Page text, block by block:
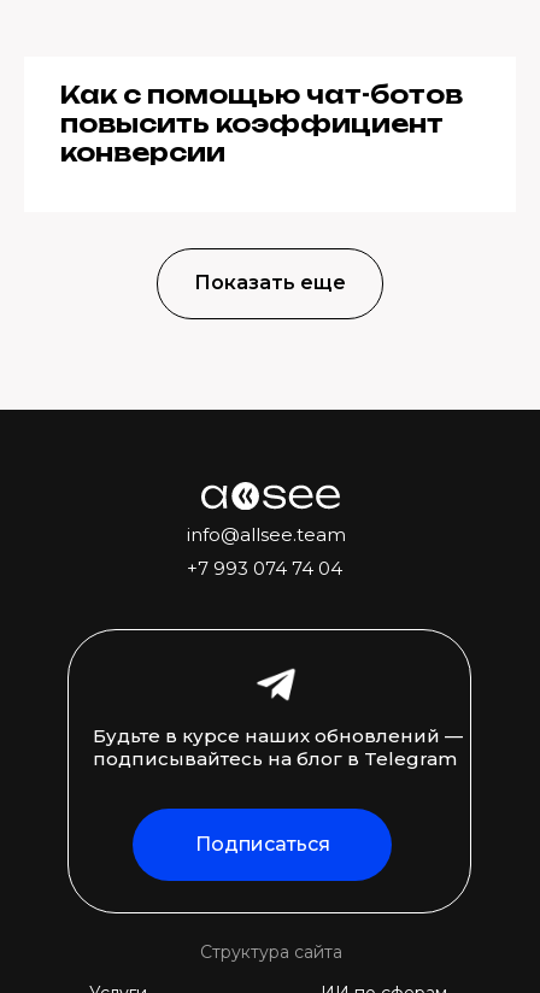
Как с помощью чат-ботов
повысить коэффициент
конверсии
Показать еще
+7 993 074 74 04
Подписаться
Будьте в курсе наших обновлений —
подписывайтесь на блог в Telegram
Структура сайта
info@allsee.team